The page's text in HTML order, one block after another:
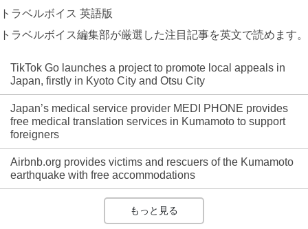
トラベルボイス 英語版
トラベルボイス編集部が厳選した注目記事を英文で読めます。
TikTok Go launches a project to promote local appeals in
Japan, firstly in Kyoto City and Otsu City
Japan’s medical service provider MEDI PHONE provides
free medical translation services in Kumamoto to support
foreigners
Airbnb.org provides victims and rescuers of the Kumamoto
earthquake with free accommodations
もっと見る